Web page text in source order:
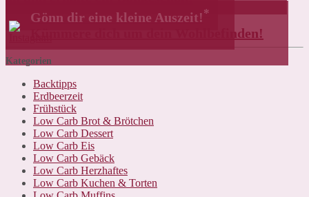
Gönn dir eine kleine Auszeit!*
Kümmere dich um dein Wohlbefinden!
Kategorien
Backtipps
Erdbeerzeit
Frühstück
Low Carb Brot & Brötchen
Low Carb Dessert
Low Carb Eis
Low Carb Gebäck
Low Carb Herzhaftes
Low Carb Kuchen & Torten